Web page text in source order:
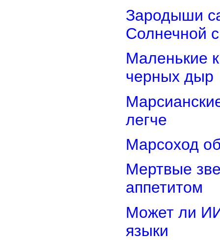
Зародыши
Солнечной
Маленькие
черных дыр
легче
Марсоход
Мертвые
аппетитом
Может ли
языки